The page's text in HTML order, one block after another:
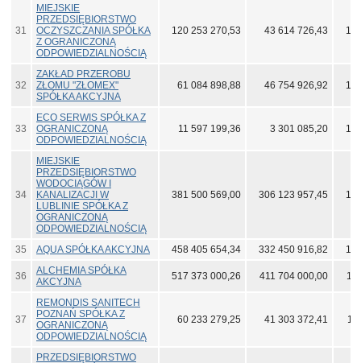
31
MIEJSKIE
PRZEDSIĘBIORSTWO
OCZYSZCZANIA SPÓŁKA
Z OGRANICZONĄ
ODPOWIEDZIALNOŚCIĄ
120 253 270,53 43 614 726,43
32
ZAKŁAD PRZEROBU
ZŁOMU "ZŁOMEX"
SPÓŁKA AKCYJNA
61 084 898,88 46 754 926,92
33
ECO SERWIS SPÓŁKA Z
OGRANICZONĄ
ODPOWIEDZIALNOŚCIĄ
11 597 199,36 3 301 085,20
34
MIEJSKIE
PRZEDSIĘBIORSTWO
WODOCIĄGÓW I
KANALIZACJI W
LUBLINIE SPÓŁKA Z
OGRANICZONĄ
ODPOWIEDZIALNOŚCIĄ
381 500 569,00 306 123 957,45
35 AQUA SPÓŁKA AKCYJNA 458 405 654,34 332 450 916,82
36
ALCHEMIA SPÓŁKA
AKCYJNA
517 373 000,26 411 704 000,00
37
REMONDIS SANITECH
POZNAŃ SPÓŁKA Z
OGRANICZONĄ
ODPOWIEDZIALNOŚCIĄ
60 233 279,25 41 303 372,41
PRZEDSIĘBIORSTWO